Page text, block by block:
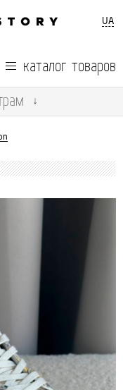
UA
каталог товаров
↓